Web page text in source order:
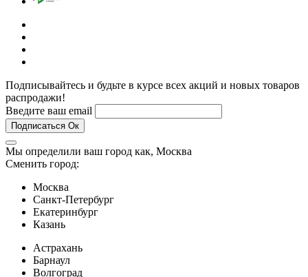
Подписывайтесь и будьте в курсе всех акций и новых товаров
распродажи!
Введите ваш email
Подписаться Ок
Мы определили ваш город как, Москва
Сменить город:
Москва
Санкт-Петербург
Екатеринбург
Казань
Астрахань
Барнаул
Волгоград